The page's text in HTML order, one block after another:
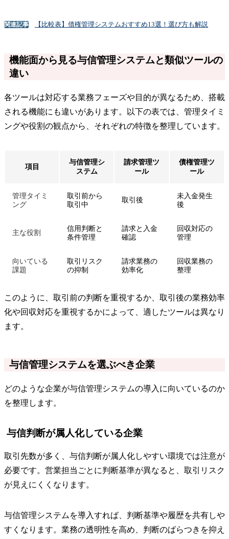
関連記事 【比較表】債権管理システムおすすめ13選！選び方も解説
機能面から見る与信管理システムと類似ツールの
違い
各ツールは対応する業務フェーズや目的が異なるため、搭載
される機能にも違いがあります。以下の表では、管理タイミ
ングや役割の観点から、それぞれの特徴を整理しています。
項目
与信管理シ
ステム
請求管理ツ
ール
債権管理ツ
ール
管理タイミ
ング
取引前から
取引中
取引後
未入金発生
後
主な役割
信用判断と
条件管理
請求と入金
確認
回収対応の
管理
向いている
課題
取引リスク
の抑制
請求業務の
効率化
回収業務の
整理
このように、取引前の判断を重視するか、取引後の業務効率
化や回収対応を重視するかによって、適したツールは異なり
ます。
与信管理システムを選ぶべき企業
どのような企業が与信管理システムの導入に向いているのか
を整理します。
与信判断が属人化している企業
取引先数が多く、与信判断が属人化しやすい環境では注意が
必要です。営業担当ごとに判断基準が異なると、取引リスク
が見えにくくなります。
与信管理システムを導入すれば、判断基準や履歴を共有しや
すくなります。業務の透明性を高め、判断のばらつきを抑え